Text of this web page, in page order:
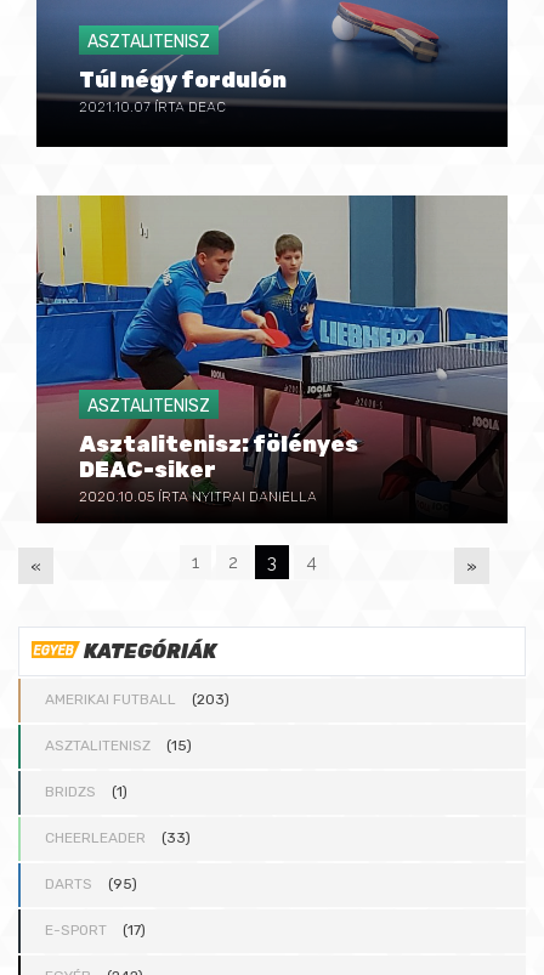
ASZTALITENISZ
Túl négy fordulón
2021.10.07ÍRTA DEAC
ASZTALITENISZ
Asztalitenisz: fölényes
DEAC-siker
2020.10.05 ÍRTA NYITRAI DANIELLA
P
A
G
E
S
:
« 1 2 3 4 »
KATEGÓRIÁK
AMERIKAI FUTBALL (203)
ASZTALITENISZ (15)
BRIDZS (1)
CHEERLEADER (33)
DARTS (95)
E-SPORT (17)